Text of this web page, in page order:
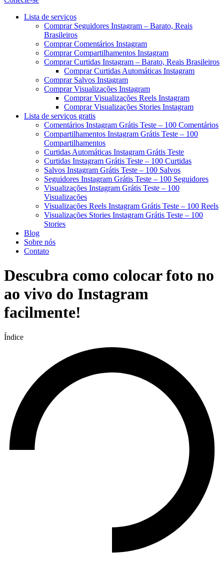
Menu
Lista de serviços
Comprar Seguidores Instagram – Barato, Reais
Brasileiros
Comprar Comentários Instagram
Comprar Compartilhamentos Instagram
Comprar Curtidas Instagram – Barato, Reais Brasileiros
Comprar Curtidas Automáticas Instagram
Comprar Salvos Instagram
Comprar Visualizações Instagram
Comprar Visualizações Reels Instagram
Comprar Visualizações Stories Instagram
Lista de serviços gratis
Comentários Instagram Grátis Teste – 100 Comentários
Compartilhamentos Instagram Grátis Teste – 100
Compartilhamentos
Curtidas Automáticas Instagram Grátis Teste
Curtidas Instagram Grátis Teste – 100 Curtidas
Salvos Instagram Grátis Teste – 100 Salvos
Seguidores Instagram Grátis Teste – 100 Seguidores
Visualizações Instagram Grátis Teste – 100
Visualizações
Visualizações Reels Instagram Grátis Teste – 100 Reels
Visualizações Stories Instagram Grátis Teste – 100
Stories
Blog
Sobre nós
Contato
Descubra como colocar foto no
ao vivo do Instagram
facilmente!
Índice